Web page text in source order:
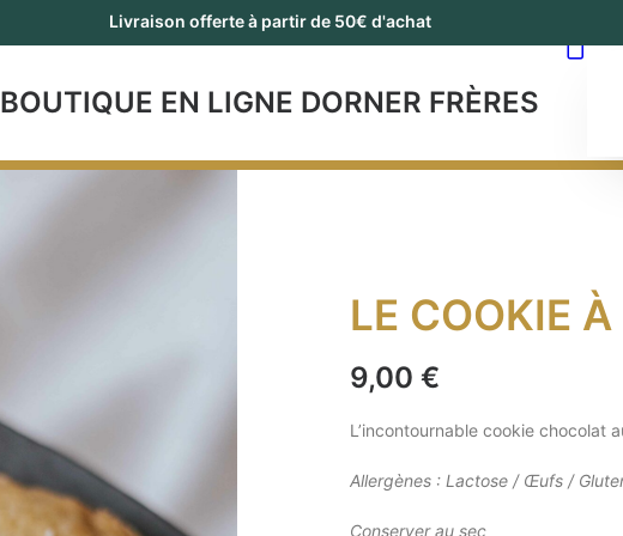
Livraison offerte à partir de 50€ d'achat
BOUTIQUE EN LIGNE DORNER FRÈRES
LE COOKIE À
9,00 €
L’incontournable cookie chocolat
Allergènes : Lactose / Œufs /
Conserver au sec